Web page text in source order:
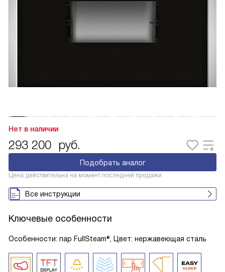
Нет в наличии
293 200 руб.
Подобрать аналог
Цена действительна на момент последней продажи
Все инструкции
Ключевые особенности
Особенности: пар FullSteam®, Цвет: нержавеющая сталь